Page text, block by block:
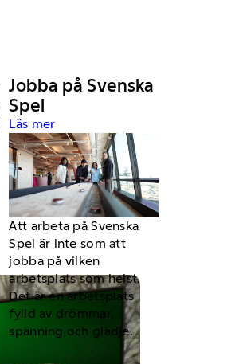
Jobba på Svenska
Spel
Läs mer
Att arbeta på Svenska
Spel är inte som att
jobba på vilken
arbetsplats som helst.
Det är en arbetsplats
fylld av drömmar,
spänning och glädje.